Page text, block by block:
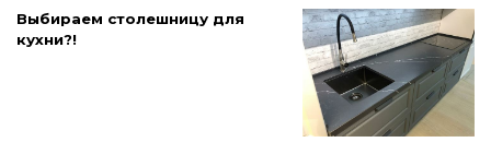
Выбираем столешницу для
кухни?!